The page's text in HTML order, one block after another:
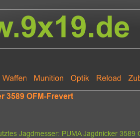
3589 OFM-Frevert
Jagdmesser: PUMA Jagdnicker 3589